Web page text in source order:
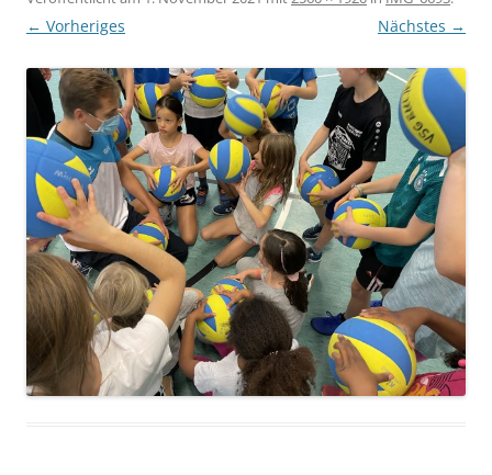
← Vorheriges Nächstes →